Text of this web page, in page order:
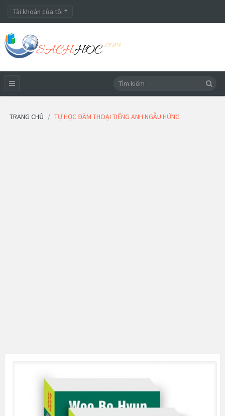
Tài khoản của tôi
TRANG CHỦ TỰ HỌC ĐÀM THOẠI TIẾNG ANH NGẪU HỨNG